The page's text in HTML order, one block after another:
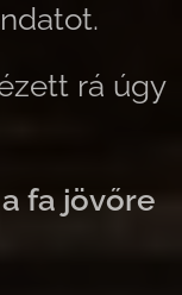
rá úgy
a fa jövőre